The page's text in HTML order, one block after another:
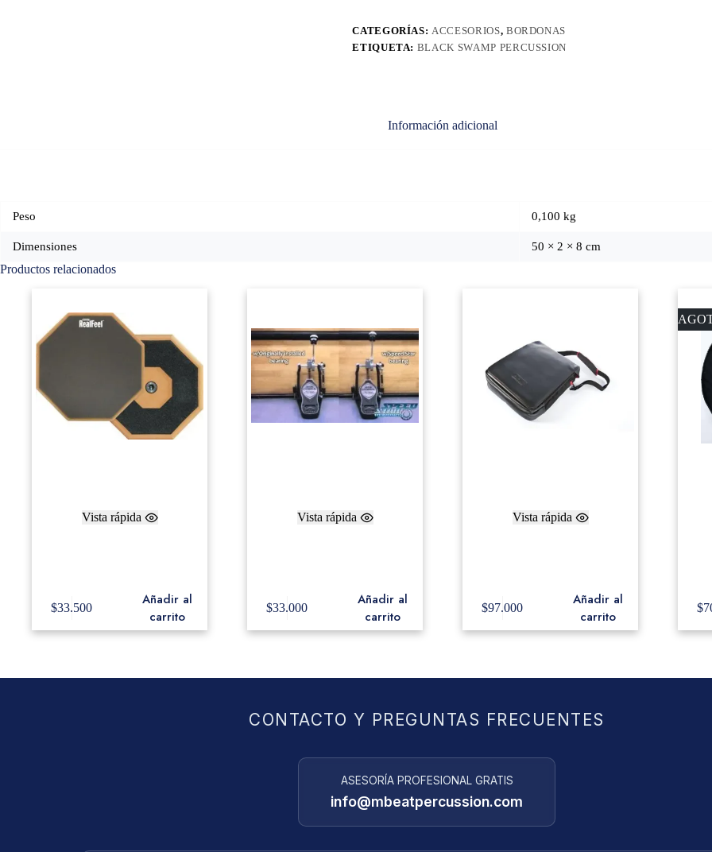
CATEGORÍAS:ACCESORIOS, BORDONAS
ETIQUETA: BLACK SWAMP PERCUSSION
Información adicional
Peso 0,100 kg
Dimensiones 50 × 2 × 8 cm
Productos relacionados
Vista rápida
$33.500
Añadir al
carrito
Vista rápida
$33.000
Añadir al
carrito
Vista rápida
$97.000
Añadir al
carrito
$
CONTACTO Y PREGUNTAS FRECUENTES
ASESORÍA PROFESIONAL GRATIS
info@mbeatpercussion.com